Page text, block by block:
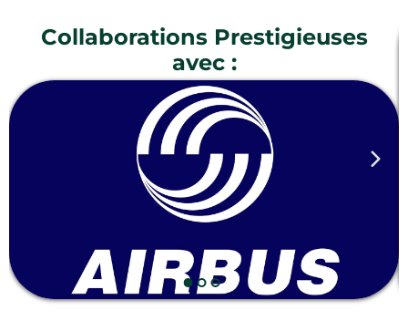
Collaborations Prestigieuses
avec :